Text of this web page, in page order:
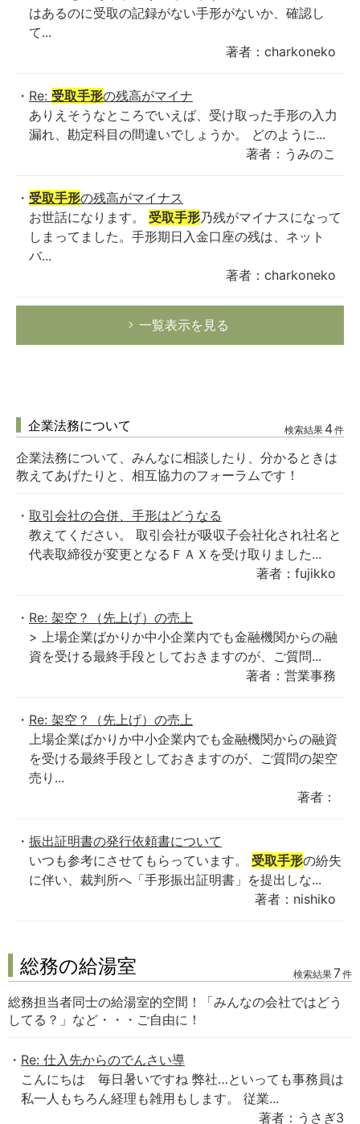
はあるのに受取の記録がない手形がないか、確認し
て...
著者：charkoneko
Re: 受取手形の残高がマイナ
ありえそうなところでいえば、受け取った手形の入力
漏れ、勘定科目の間違いでしょうか。 どのように...
著者：うみのこ
受取手形の残高がマイナス
お世話になります。 受取手形乃残がマイナスになって
しまってました。手形期日入金口座の残は、ネット
バ...
著者：charkoneko
一覧表示を見る
企業法務について 検索結果 4件
企業法務について、みんなに相談したり、分かるときは
教えてあげたりと、相互協力のフォーラムです！
取引会社の合併、手形はどうなる
教えてください。 取引会社が吸収子会社化され社名と
代表取締役が変更となるＦＡＸを受け取りました...
著者：fujikko
Re: 架空？（先上げ）の売上
> 上場企業ばかりか中小企業内でも金融機関からの融
資を受ける最終手段としておきますのが、ご質問...
著者：営業事務
Re: 架空？（先上げ）の売上
上場企業ばかりか中小企業内でも金融機関からの融資
を受ける最終手段としておきますのが、ご質問の架空
売り...
著者：
振出証明書の発行依頼書について
いつも参考にさせてもらっています。 受取手形の紛失
に伴い、裁判所へ「手形振出証明書」を提出しな...
著者：nishiko
総務の給湯室 検索結果7件
総務担当者同士の給湯室的空間！「みんなの会社ではどう
してる？」など・・・ご自由に！
Re: 仕入先からのでんさい導
こんにちは 毎日暑いですね 弊社…といっても事務員は
私一人もちろん経理も雑用もします。 従業...
著者：うさぎ3